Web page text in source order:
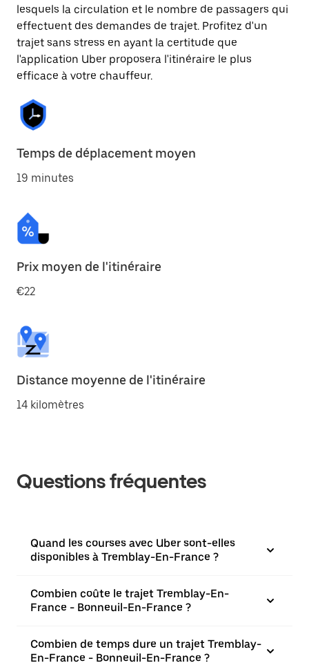
lesquels la circulation et le nombre de passagers qui
effectuent des demandes de trajet. Profitez d'un
trajet sans stress en ayant la certitude que
l'application Uber proposera l'itinéraire le plus
efficace à votre chauffeur.
Temps de déplacement moyen
19 minutes
Prix moyen de l'itinéraire
€22
Distance moyenne de l'itinéraire
14 kilomètres
Questions fréquentes
Quand les courses avec Uber sont-elles
disponibles à Tremblay-En-France ?
Combien coûte le trajet Tremblay-En-
France - Bonneuil-En-France ?
Combien de temps dure un trajet Tremblay-
En-France - Bonneuil-En-France ?